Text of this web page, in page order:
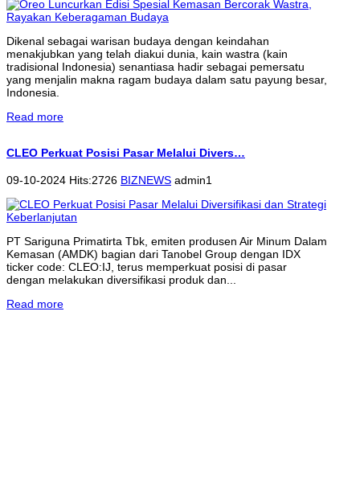
Dikenal sebagai warisan budaya dengan keindahan
menakjubkan yang telah diakui dunia, kain wastra (kain
tradisional Indonesia) senantiasa hadir sebagai pemersatu
yang menjalin makna ragam budaya dalam satu payung besar,
Indonesia.
Read more
CLEO Perkuat Posisi Pasar Melalui Divers…
09-10-2024 Hits:2726 BIZNEWS admin1
PT Sariguna Primatirta Tbk, emiten produsen Air Minum Dalam
Kemasan (AMDK) bagian dari Tanobel Group dengan IDX
ticker code: CLEO:IJ, terus memperkuat posisi di pasar
dengan melakukan diversifikasi produk dan...
Read more